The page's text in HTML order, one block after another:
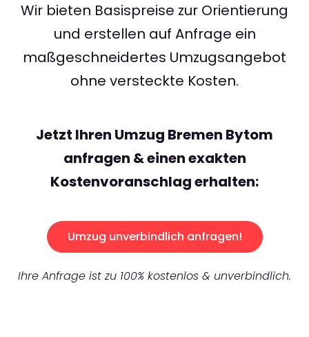
Wir bieten Basispreise zur Orientierung
und erstellen auf Anfrage ein
maßgeschneidertes Umzugsangebot
ohne versteckte Kosten.
Jetzt Ihren Umzug Bremen Bytom
anfragen & einen exakten
Kostenvoranschlag erhalten:
Umzug unverbindlich anfragen!
Ihre Anfrage ist zu 100% kostenlos & unverbindlich.